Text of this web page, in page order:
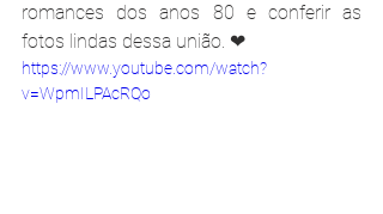
romances dos anos 80 e conferir as
fotos lindas dessa união. ❤
https://www.youtube.com/watch?
v=WpmILPAcRQo